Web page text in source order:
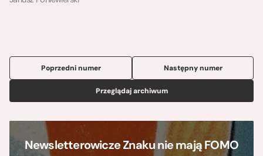
Poprzedni numer
Przeglądaj archiwum
Następny numer
Newsletterowicze Znaku nie mają FOMO